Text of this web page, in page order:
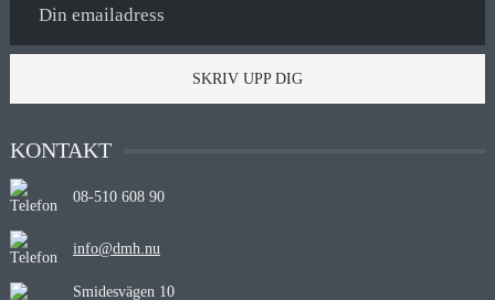
SKRIV UPP DIG
KONTAKT
08-510 608 90
info@dmh.nu
Smidesvägen 10